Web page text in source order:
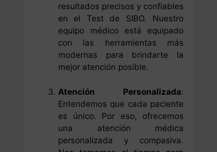
resultados precisos y confiables
en el Test de SIBO. Nuestro
equipo médico está equipado
con las herramientas más
modernas para brindarte la
mejor atención posible.
Atención Personalizada:
Entendemos que cada paciente
es único. Por eso, ofrecemos
una atención médica
personalizada y compasiva.